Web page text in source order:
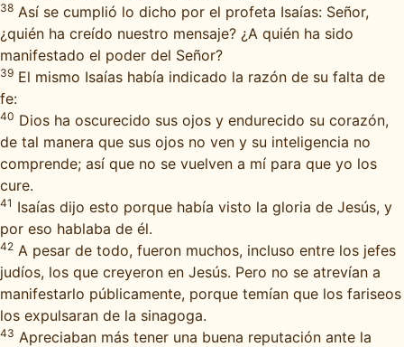
38 Así se cumplió lo dicho por el profeta Isaías: Señor,
¿quién ha creído nuestro mensaje? ¿A quién ha sido
manifestado el poder del Señor?
39 El mismo Isaías había indicado la razón de su falta de
fe:
40 Dios ha oscurecido sus ojos y endurecido su corazón,
de tal manera que sus ojos no ven y su inteligencia no
comprende; así que no se vuelven a mí para que yo los
cure.
41 Isaías dijo esto porque había visto la gloria de Jesús, y
por eso hablaba de él.
42 A pesar de todo, fueron muchos, incluso entre los jefes
judíos, los que creyeron en Jesús. Pero no se atrevían a
manifestarlo públicamente, porque temían que los fariseos
los expulsaran de la sinagoga.
43 Apreciaban más tener una buena reputación ante la